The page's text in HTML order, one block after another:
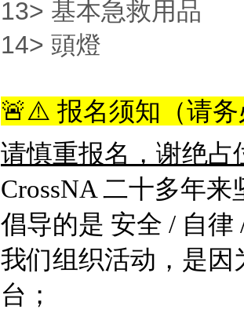
13> 基本急救用品
14> 頭燈
🚨⚠️ 报名须知（请
请慎重报名，谢绝占
CrossNA 二十多年
倡导的是 安全 / 自
我们组织活动，是
台；